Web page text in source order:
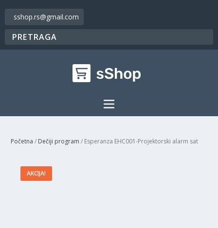
sshop.rs@gmail.com
Početna / Dečiji program / Esperanza EHC001-Projektorski alarm sat
AKCIJA!